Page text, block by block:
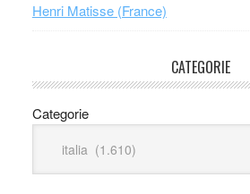
Henri Matisse (France)
CATEGORIE
Categorie